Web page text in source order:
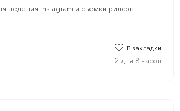
ведения Instagram и съёмки рилсов
В закладки
2 дня 8 часов